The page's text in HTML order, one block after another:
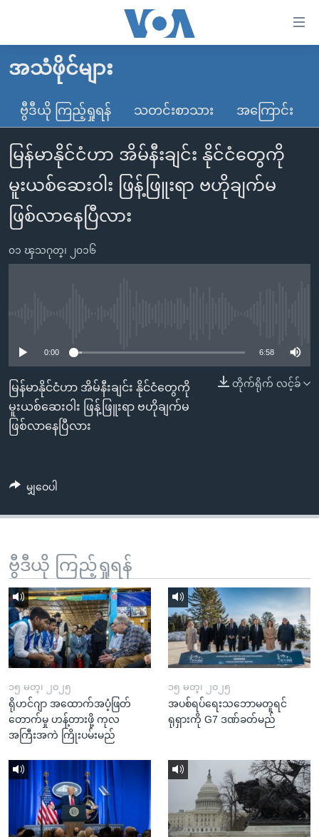
လွယ်ကူ
သည့်
Link
များ
ပင်မ
အကြောင်းအရာ
သို့
ကျော်
ကြည့်
သို့
ကျော်
ကြည့်
ရန်
သို့
ရန်
မူလစာမျက်နှာ
မြန်မာ
ကမ္ဘာ့သတင်းများ
နိုင်ငံတကာ
အမေရိကန်
တရုတ်
အစ္စရေး-ပါလက်စတိုင်း
ဗွီဒီယို
သတင်းလွတ်လပ်ခွင့်
ရပ်ဝန်းတခု လမ်းတခု အလွန်
အင်္ဂလိပ်စာလေ့လာမယ်
အမေရိကန်သုံးအီဒီယံ
အပတ်စဉ်ကဏ္ဍများ
ဗွီအိုအေ လူမှုကွန်ယက်များ
အသံဖိုင်များ
ဗွီဒီယို ကြည့်ရှုရန် သတင်းစာသား အကြောင်း
မြန်မာနိုင်ငံဟာ အိမ်နီးချင်း နိုင်ငံတွေကို
မူးယစ်ဆေးဝါး ဖြန့်ဖြူးရာ ဗဟိုချက်မ
ဖြစ်လာနေပြီလား
၀၁ ၾသဂုတ္၊ ၂၀၁၆
0:00 6:58
တိုက်ရိုက် လင့်ခ်
မြန်မာနိုင်ငံဟာ အိမ်နီးချင်း နိုင်ငံတွေကို
မူးယစ်ဆေးဝါး ဖြန့်ဖြူးရာ ဗဟိုချက်မ
ဖြစ်လာနေပြီလား
မျှဝေပါ
ဗွီဒီယို ကြည့်ရှုရန်
၁၅ မတ္၊ ၂၀၂၅
ရိုဟင်ဂျာ အထောက်အပံ့ဖြတ်
တောက်မှု ဟန့်တားဖို့ ကုလ
အကြီးအကဲ ကြိုးပမ်းမည်
၁၅ မတ္၊ ၂၀၂၅
အပစ်ရပ်ရေးသဘောမတူရင်
ရုရှားကို G7 ဒဏ်ခတ်မည်